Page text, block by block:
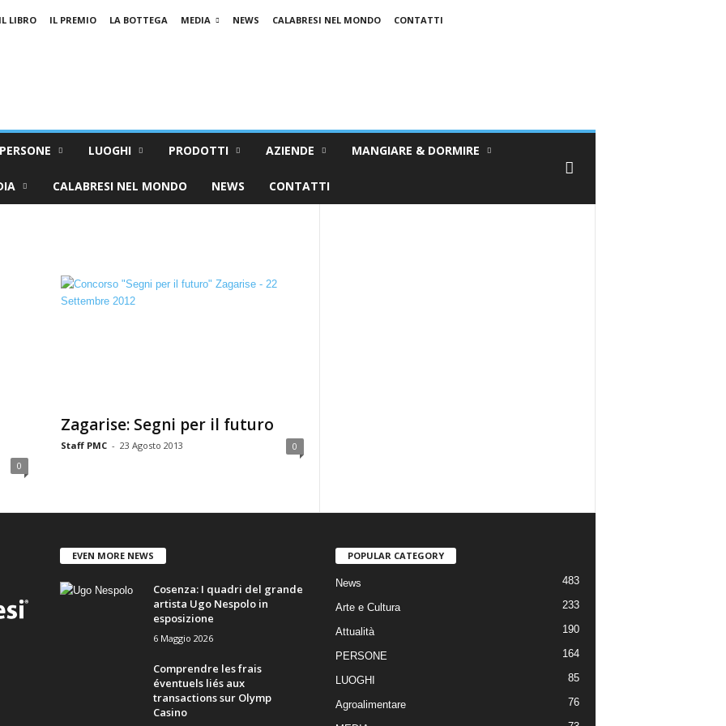
IL LIBRO IL PREMIO LA BOTTEGA MEDIA NEWS CALABRESI NEL MONDO
CONTATTI
PERSONE LUOGHI PRODOTTI AZIENDE MANGIARE & DORMIRE
CALABRESI NEL MONDO NEWS CONTATTI
0
Zagarise: Segni per il futuro
Staff PMC - 23 Agosto 2013 0
EVEN MORE NEWS
Cosenza: I quadri del grande
artista Ugo Nespolo in
esposizione
6 Maggio 2026
Comprendre les frais
éventuels liés aux
transactions sur Olymp
Casino
POPULAR CATEGORY
News 483
Arte e Cultura 233
Attualità 190
PERSONE 164
LUOGHI 85
Agroalimentare 76